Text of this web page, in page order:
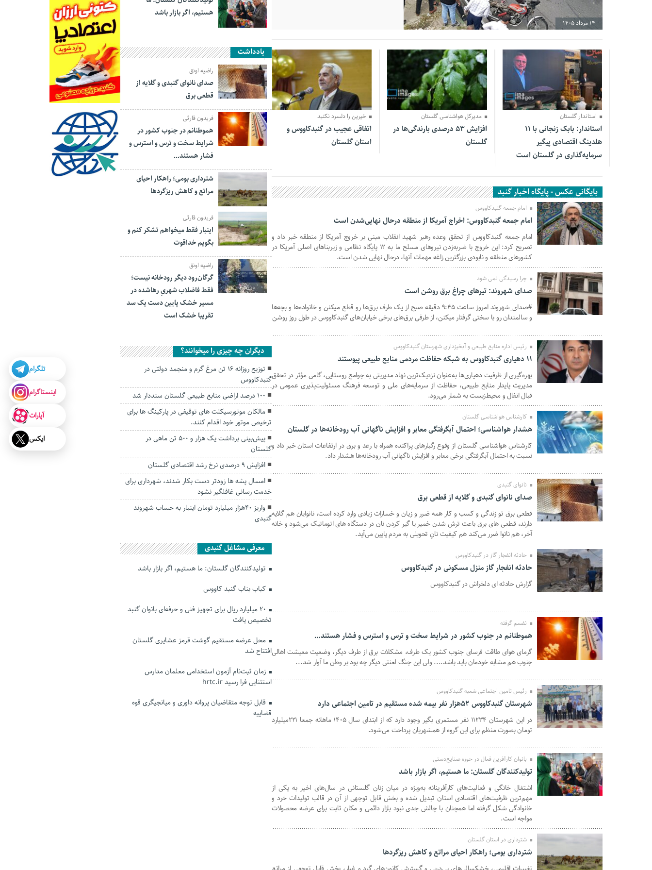
14 مرداد 1405
02 مرداد 1405
استاندار گلستان
استاندار: بابک زنجانی با ۱۱
هلدینگ اقتصادی پیگیر
سرمایه‌گذاری در گلستان است
02 مرداد 1405
مدیرکل هواشناسی گلستان
افزایش ۵۳ درصدی بارندگی‌ها در
گلستان
02 مرداد 1405
خیرین را دلسرد نکنید
اتفاقی عجیب در‌ گنبدکاووس و
استان گلستان
بایگانی عکس - پایگاه اخبار گنبد
02 مرداد 1405
امام جمعه گنبدکاووس
امام جمعه گنبدکاووس: اخراج آمریکا از منطقه درحال نهایی‌شدن است
امام جمعه گنبدکاووس از تحقق وعده رهبر شهید انقلاب مبنی بر خروج آمریکا از منطقه خبر داد و
تصریح کرد: این خروج با ضربه‌زدن نیروهای مسلح ما به ۱۲ پایگاه نظامی و زیربناهای اصلی آمریکا در
کشورهای منطقه و نابودی بزرگترین زاغه مهمات آنها، درحال نهایی شدن است.
چرا رسیدگی نمی شود
صدای شهروند: تیرهای چراغ برق روشن است
#صدای_شهروند امروز ساعت ۹:۴۵ دقیقه صبح از یک طرف برق‌ها رو قطع میکنن و خانواده‌ها و بچه‌ها
و سالمندان رو با سختی گرفتار میکنن، از طرفی برق‌های برخی خیابان‌های گنبدکاووس در طول روز روشن
رئیس اداره منابع طبیعی و آبخیزداری شهرستان گنبدکاووس
۱۱ دهیاری گنبدکاووس به شبکه حفاظت مردمی منابع طبیعی پیوستند
بهره‌گیری از ظرفیت دهیاری‌ها به‌عنوان نزدیک‌ترین نهاد مدیریتی به جوامع روستایی، گامی مؤثر در تحقق
مدیریت پایدار منابع طبیعی، حفاظت از سرمایه‌های ملی و توسعه فرهنگ مسئولیت‌پذیری عمومی در
قبال انفال و محیط‌زیست به شمار می‌رود.
01 مرداد 1405
کارشناس هواشناسی گلستان
هشدار هواشناسی؛ احتمال آبگرفتگی معابر و افزایش ناگهانی آب رودخانه‌ها در گلستان
کارشناس هواشناسی گلستان از وقوع رگبار‌های پراکنده همراه با رعد و برق در ارتفاعات استان خبر داد و
نسبت به احتمال آبگرفتگی برخی معابر و افزایش ناگهانی آب رودخانه‌ها هشدار داد.
30 تیر 1405
نانوای گنبدی
صدای نانوای گنبدی و گلایه از قطعی برق
قطعی برق تو زندگی و کسب و کار همه ضرر و زیان و خسارات زیادی وارد کرده است، نانوایان هم گلایه
دارند، قطعی های برق باعث ترش شدن خمیر یا گیر کردن نان در دستگاه‌ ‌های اتوماتیک می‌شود و خانه
آخر، هم نانوا ضرر می‌کند هم کیفیت نانِ تحویلی به مردم پایین می‌آید.
26 تیر 1405
حادثه انفجار گاز در گنبدکاووس
حادثه انفجار گاز منزل مسکونی در گنبدکاووس
گزارش حادثه ای دلخراش در گنبدکاووس
26 تیر 1405
نفسم گرفته
هموطنانم در جنوب کشور در شرایط سخت و ترس و استرس و فشار هستند…
گرمای هوای طاقت فرسای جنوب کشور یک طرف، مشکلات برق از طرف دیگر، وضعیت معیشت اهالی
جنوب هم مشابه خودمان باید باشد.... ولی این جنگ لعنتی دیگر چه بود بر وطن ما آوار شد...
21 تیر 1405
رئیس تامین اجتماعی شعبه گنبدکاووس
شهرستان گنبدکاووس ۵۲هزار نفر بیمه شده مستقیم در تامین اجتماعی دارد
در این‌ شهرستان ۱۱۲۳۴ نفر مستمری بگیر وجود دارد که از ابتدای سال ۱۴۰۵ ماهانه جمعا ۲۲۱میلیارد
تومان بصورت منظم برای این گروه از همشهریان پرداخت می‌شود.
بانوان کارآفرین فعال در حوزه صنایع‌دستی
تولیدکنندگان گلستان: ما هستیم، اگر بازار باشد
اشتغال خانگی و فعالیت‌های کارآفرینانه به‌ویژه در میان زنان گلستانی در سال‌های اخیر به یکی از
مهم‌ترین ظرفیت‌های اقتصادی استان تبدیل شده و بخش قابل توجهی از آن در قالب تولیدات خرد و
خانوادگی شکل گرفته اما همچنان با چالش جدی نبود بازار دائمی و مکان ثابت برای عرضه محصولات
مواجه است.
شترداری در استان گلستان
شترداری بومی؛ راهکار احیای مراتع و کاهش ریزگردها
هستیم، اگر بازار باشد
یادداشت
راضیه اونق
صدای نانوای گنبدی و گلایه از
قطعی برق
فریدون قارئی
هموطنانم در جنوب کشور در
شرایط سخت و ترس و استرس و
فشار هستند…
شترداری بومی؛ راهکار احیای
مراتع و کاهش ریزگردها
فریدون قارئی
اینبار فقط میخواهم تشکر کنم و
بگویم خداقوت
راضیه اونق
گرگان‌رود دیگر رودخانه نیست؛
فقط فاضلاب شهریِ رهاشده در
مسیر خشک پایین دست یک سد
تقریبا خشک است
دیگران چه چیزی را میخوانند؟
توزیع روزانه ۱۶ تن مرغ گرم و منجمد دولتی در
گنبدکاووس
۱۰۰ درصد اراضی منابع طبیعی گلستان سنددار شد
مالکان موتورسیکلت های توقیفی در پارکینگ ها برای
ترخیص موتور خود اقدام کنند.
پیش‌بینی برداشت یک هزار و ۵۰۰ تن ماهی در
گلستان
افزایش ۹ درصدی نرخ رشد اقتصادی گلستان
امسال پشه ها زودتر دست بکار شدند، شهرداری برای
خدمت رسانی غافلگیر نشود
واریز 40هزار میلیارد تومان اینبار به حساب شهروند
گنبدی
معرفی مشاغل گنبدی
تولیدکنندگان گلستان: ما هستیم، اگر بازار باشد
کباب بناب گنبد کاووس
۲۰ میلیارد ریال برای تجهیز فنی و حرفه‌ای بانوان گنبد
تخصیص یافت
محل عرضه مستقیم گوشت قرمز عشایری گلستان
افتتاح شد
زمان ثبت‌نام آزمون استخدامی معلمان مدارس
استثنایی فرا رسید hrtc.ir
قابل توجه متقاضیان پروانه داوری و میانجیگری قوه
قضاییه
تلگرام
اینستاگرام
آپارات
ایکس